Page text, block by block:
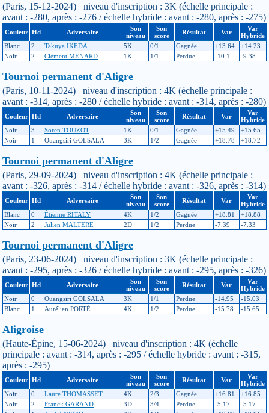
(Paris, 15-12-2024) niveau d'inscription : 3K (échelle principale :
avant : -280, après : -276 / échelle hybride : avant : -280, après : -275)
Couleur Hd Adversaire
Son
niveau
Son
score
Résultat Var
Var
Hybride
Blanc
2 Takuya IKEDA 5K 0/1 Gagnée +13.64
+14.23
Noir
2 Clément MENARD 1K 1/1 Perdue -10.1 -9.38
Tournoi permanent d'Aligre
(Paris, 10-11-2024) niveau d'inscription : 4K (échelle principale :
avant : -314, après : -280 / échelle hybride : avant : -314, après : -280)
Couleur Hd Adversaire
Son
niveau
Son
score
Résultat Var
Var
Hybride
Noir
3 Soren TOUZOT 1K 0/1 Gagnée +15.49
+15.65
Noir
1 Ouangsiri GOLSALA 3K 1/2 Gagnée +18.78 +18.72
Tournoi permanent d'Aligre
(Paris, 29-09-2024) niveau d'inscription : 4K (échelle principale :
avant : -326, après : -314 / échelle hybride : avant : -326, après : -314)
Couleur Hd Adversaire
Son
niveau
Son
score
Résultat Var
Var
Hybride
Blanc
0 Étienne RITALY 4K 1/2 Gagnée +18.81
+18.88
Noir
2 Julien MALTERE 2D 1/2 Perdue -7.39 -7.33
Tournoi permanent d'Aligre
(Paris, 23-06-2024) niveau d'inscription : 3K (échelle principale :
avant : -295, après : -326 / échelle hybride : avant : -295, après : -326)
Couleur Hd Adversaire
Son
niveau
Son
score
Résultat Var
Var
Hybride
Noir
0 Ouangsiri GOLSALA 3K 1/1 Perdue -14.95
-15.03
Blanc
1 Aurélien PORTÉ 4K 1/2 Perdue -15.78 -15.65
Aligroise
(Haute-Épine, 15-06-2024) niveau d'inscription : 4K (échelle
principale : avant : -314, après : -295 / échelle hybride : avant : -315,
après : -295)
Couleur Hd Adversaire
Son
niveau
Son
score
Résultat Var
Var
Hybride
Noir
0 Laure THOMASSET 4K 2/3 Gagnée +16.81
+16.85
Noir
2 Franck GARAND 3D 3/4 Perdue -5.17
-5.17